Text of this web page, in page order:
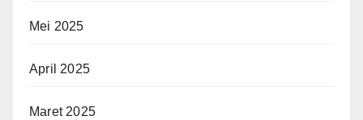
Mei 2025
April 2025
Maret 2025